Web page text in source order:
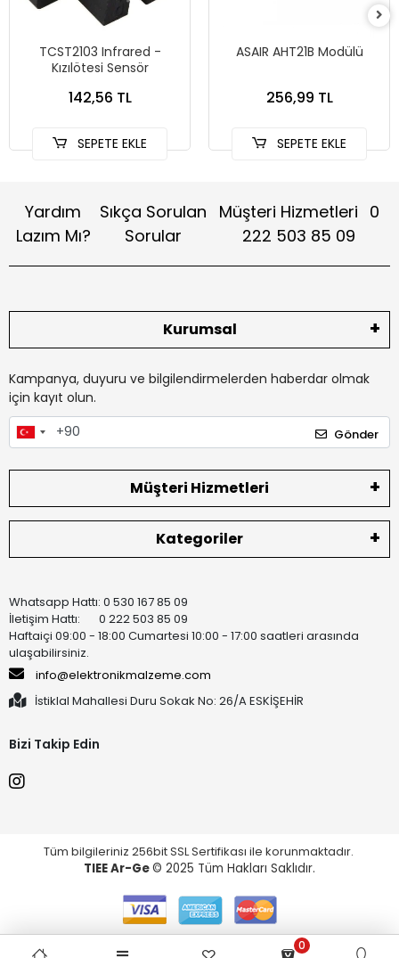
TCST2103 Infrared -
Kızılötesi Sensör
142,56 TL
SEPETE EKLE
ASAIR AHT21B Modülü
256,99 TL
SEPETE EKLE
Yardım
Lazım Mı?
Sıkça Sorulan
Sorular
Müşteri Hizmetleri 0
222 503 85 09
Kurumsal
Kampanya, duyuru ve bilgilendirmelerden haberdar olmak
için kayıt olun.
Gönder
Müşteri Hizmetleri
Kategoriler
Whatsapp Hattı: 0 530 167 85 09
İletişim Hattı: 0 222 503 85 09
Haftaiçi 09:00 - 18:00 Cumartesi 10:00 - 17:00 saatleri arasında
ulaşabilirsiniz.
info@elektronikmalzeme.com
İstiklal Mahallesi Duru Sokak No: 26/A ESKİŞEHİR
Bizi Takip Edin
Tüm bilgileriniz 256bit SSL Sertifikası ile korunmaktadır.
TIEE Ar-Ge© 2025 Tüm Hakları Saklıdır.
0